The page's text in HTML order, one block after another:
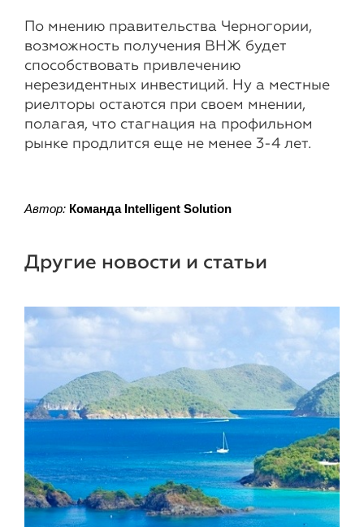
По мнению правительства Черногории,
возможность получения ВНЖ будет
способствовать привлечению
нерезидентных инвестиций. Ну а местные
риелторы остаются при своем мнении,
полагая, что стагнация на профильном
рынке продлится еще не менее 3-4 лет.
Автор: Команда Intelligent Solution
Другие новости и статьи